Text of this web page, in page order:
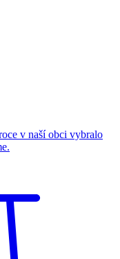
v naší obci vybralo